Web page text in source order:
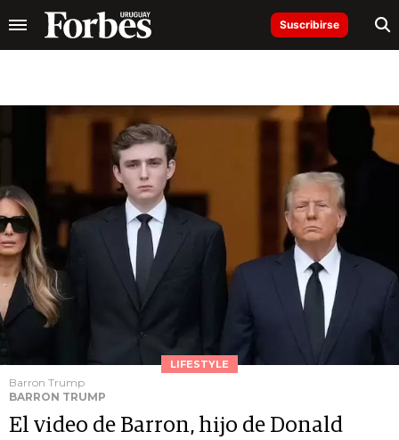
Suscribirse
LIFESTYLE
Barron Trump
BARRON TRUMP
El video de Barron, hijo de Donald